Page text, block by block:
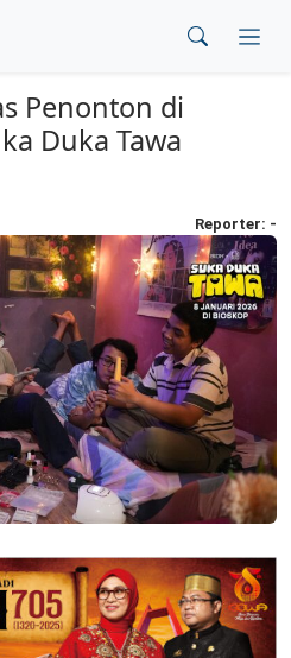
Penonton di
Duka Tawa
Reporter: -